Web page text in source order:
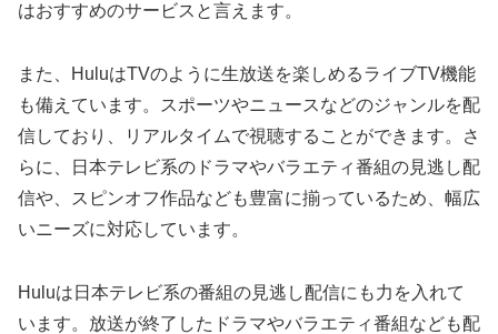
はおすすめのサービスと言えます。
また、HuluはTVのように生放送を楽しめるライブTV機能
も備えています。スポーツやニュースなどのジャンルを配
信しており、リアルタイムで視聴することができます。さ
らに、日本テレビ系のドラマやバラエティ番組の見逃し配
信や、スピンオフ作品なども豊富に揃っているため、幅広
いニーズに対応しています。
Huluは日本テレビ系の番組の見逃し配信にも力を入れて
います。放送が終了したドラマやバラエティ番組なども配